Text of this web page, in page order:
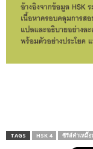
TAGS HSK 4 ซีรีส์คำเหมื๊อ